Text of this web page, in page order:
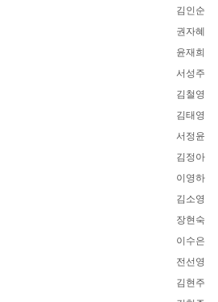
김인순
권자혜
윤재희
서성주
김철영
김태영
서정윤
김정아
이영하
김소영
장현숙
이수은
전선영
김현주